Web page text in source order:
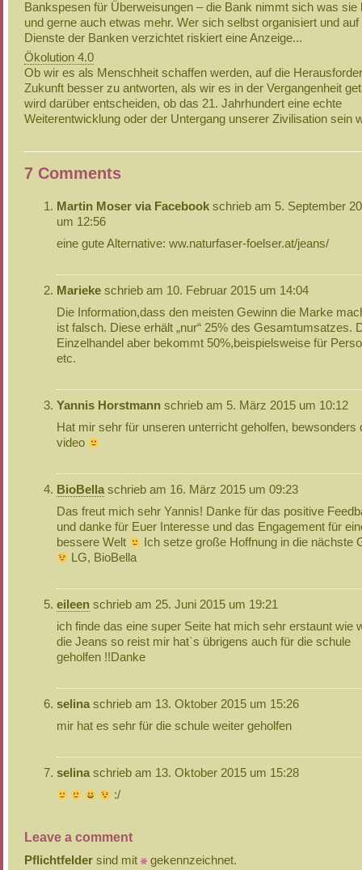
Bankspesen für Überweisungen – die Bank nimmt sich was sie
und gerne auch etwas mehr. Wer sich selbst organisiert und auf
Dienste der Banken verzichtet riskiert eine Anzeige...
Ökolution 4.0
Ob wir es als Menschheit schaffen werden, auf die
Zukunft besser zu antworten, als wir es in der Vergangenheit
wird darüber entscheiden, ob das 21. Jahrhundert eine echte
Weiterentwicklung oder der Untergang unserer Zivilisation sein
7 Comments
Martin Moser via Facebook schrieb am 5. September
um 12:56
eine gute Alternative: ww.naturfaser-foelser.at/jeans/
Marieke schrieb am 10. Februar 2015 um 14:04
Die Information,dass den meisten Gewinn die Marke
ist falsch. Diese erhält „nur“ 25% des Gesamtumsatzes.
Einzelhandel aber bekommt 50%,beispielsweise für
etc.
Yannis Horstmann schrieb am 5. März 2015 um 10:12
Hat mir sehr für unseren unterricht geholfen, bewsonders
video
BioBella schrieb am 16. März 2015 um 09:23
Das freut mich sehr Yannis! Danke für das positive
und danke für Euer Interesse und das Engagement für
bessere Welt
Ich setze große Hoffnung in die nächste
LG, BioBella
eileen schrieb am 25. Juni 2015 um 19:21
ich finde das eine super Seite hat mich sehr erstaunt wie
die Jeans so reist mir hat`s übrigens auch für die schule
geholfen !!Danke
selina schrieb am 13. Oktober 2015 um 15:26
mir hat es sehr für die schule weiter geholfen
selina schrieb am 13. Oktober 2015 um 15:28
:/
Leave a comment
Pflichtfelder sind mit
gekennzeichnet.